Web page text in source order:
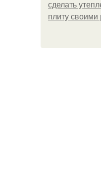
сделать
плиту своими